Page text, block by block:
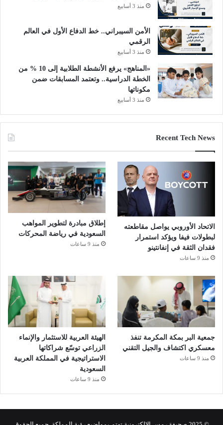
منذ 3 أسابيع
الأمن السيبراني.. خط الدفاع الأول في العالم
الرقمي
منذ 3 أسابيع
«المناهج» يرفع الأنشطة الطلابية إلى 10 % من
الخطة الدراسية.. وتعتمد المسابقات ضمن
مكوناتها
منذ 3 أسابيع
Recent Tech News
الاتحاد الأوروبي يواصل مقاطعته
لبطولات فيفا ويؤكد استمرار
فقدان الثقة في إنفانتينو
منذ 9 ساعات
إطلاق مبادرة لتطوير المواهب
السعودية في رياضة المحركات
منذ 9 ساعات
جمعية البر بمكة المكرمة تنفذ
معسكري اكتشاف والجيل التقني
منذ 9 ساعات
الهيئة العربية للاستثمار والإنماء
الزراعي توسّع شراكاتها
الاستراتيجية في المملكة العربية
السعودية
منذ 9 ساعات